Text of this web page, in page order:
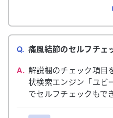
Q. 痛風結節のセルフチェ
A. 解説欄のチェック項目
状検索エンジン「ユビ
でセルフチェックもで